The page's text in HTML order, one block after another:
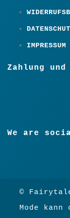
IMPRESSUM
Zahlung
We are
©
Mode